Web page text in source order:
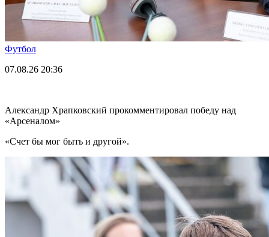
Футбол
07.08.26 20:36
Александр Храпковский прокомментировал победу над
«Арсеналом»
«Счет бы мог быть и другой».